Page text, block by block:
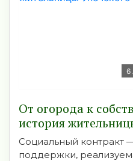
6
От огорода к
история
Социальный контракт
поддержки,